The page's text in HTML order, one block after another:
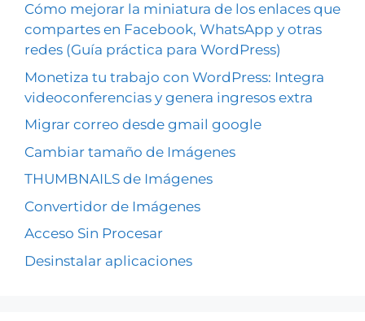
Cómo mejorar la miniatura de los enlaces que
compartes en Facebook, WhatsApp y otras
redes (Guía práctica para WordPress)
Monetiza tu trabajo con WordPress: Integra
videoconferencias y genera ingresos extra
Migrar correo desde gmail google
Cambiar tamaño de Imágenes
THUMBNAILS de Imágenes
Convertidor de Imágenes
Acceso Sin Procesar
Desinstalar aplicaciones